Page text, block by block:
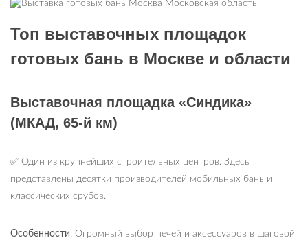
Топ выставочных площадок
готовых бань в Москве и области
Выставочная площадка «Синдика»
(МКАД, 65-й км)
✅ Один из крупнейших строительных центров. Здесь
представлены десятки производителей мобильных бань и
классических срубов.
Особенности: Огромный выбор печей и аксессуаров в шаговой